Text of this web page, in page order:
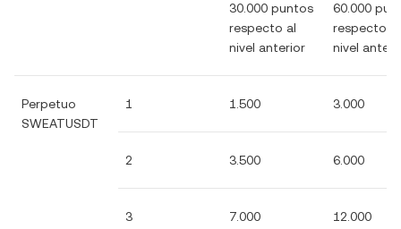
30.000 puntos
respecto al
nivel anterior
60.000
respecto al
nivel
Perpetuo
SWEATUSDT
1 1.500 3.000
2 3.500 6.000
3 7.000 12.000